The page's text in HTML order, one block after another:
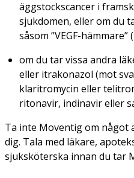
äggstockscancer i
sjukdomen, eller om du
såsom ”VEGF-hämmare”
om du tar vissa andra
eller itrakonazol (mot
klaritromycin eller
ritonavir, indinavir eller
Ta inte Moventig om något
dig. Tala med läkare,
sjuksköterska innan du tar